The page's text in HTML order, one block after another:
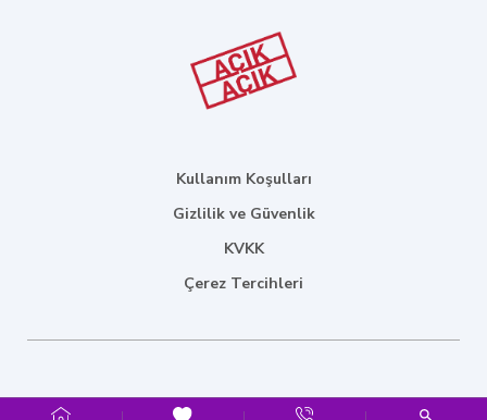
Kullanım Koşulları
Gizlilik ve Güvenlik
KVKK
Çerez Tercihleri